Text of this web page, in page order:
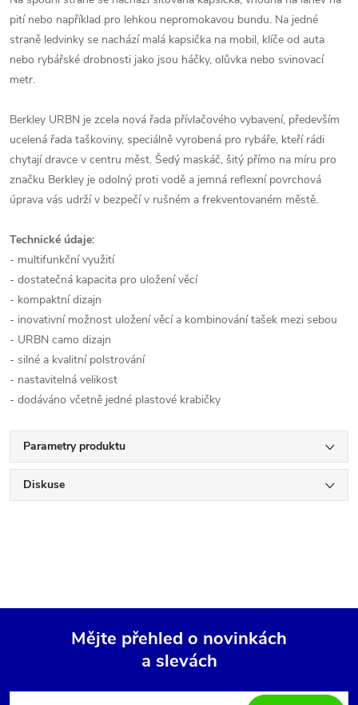
pití nebo například pro lehkou nepromokavou bundu. Na jedné
straně ledvinky se nachází malá kapsička na mobil, klíče od auta
nebo rybářské drobnosti jako jsou háčky, olůvka nebo svinovací
metr.
Berkley URBN je zcela nová řada přívlačového vybavení, především
ucelená řada taškoviny, speciálně vyrobená pro rybáře, kteří rádi
chytají dravce v centru měst. Šedý maskáč, šitý přímo na míru pro
značku Berkley je odolný proti vodě a jemná reflexní povrchová
úprava vás udrží v bezpečí v rušném a frekventovaném městě.
Technické údaje:
- multifunkční využití
- dostatečná kapacita pro uložení věcí
- kompaktní dizajn
- inovativní možnost uložení věcí a kombinování tašek mezi sebou
- URBN camo dizajn
- silné a kvalitní polstrování
- nastavitelná velikost
- dodáváno včetně jedné plastové krabičky
Parametry produktu
Diskuse
Mějte přehled o novinkách
a slevách